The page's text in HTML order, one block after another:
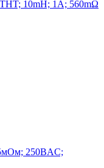
10mH; 1A; 560mΩ
250ВAC;